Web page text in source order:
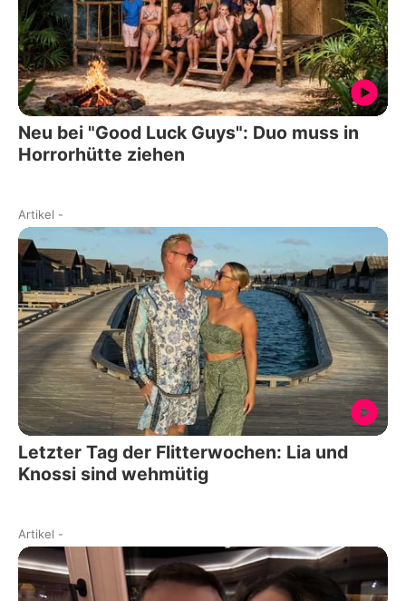
Neu bei "Good Luck Guys": Duo muss in
Horrorhütte ziehen
Artikel -
Letzter Tag der Flitterwochen: Lia und
Knossi sind wehmütig
Artikel -